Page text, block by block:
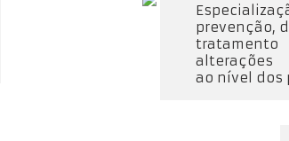
prevenção,
alterações
ao nível dos